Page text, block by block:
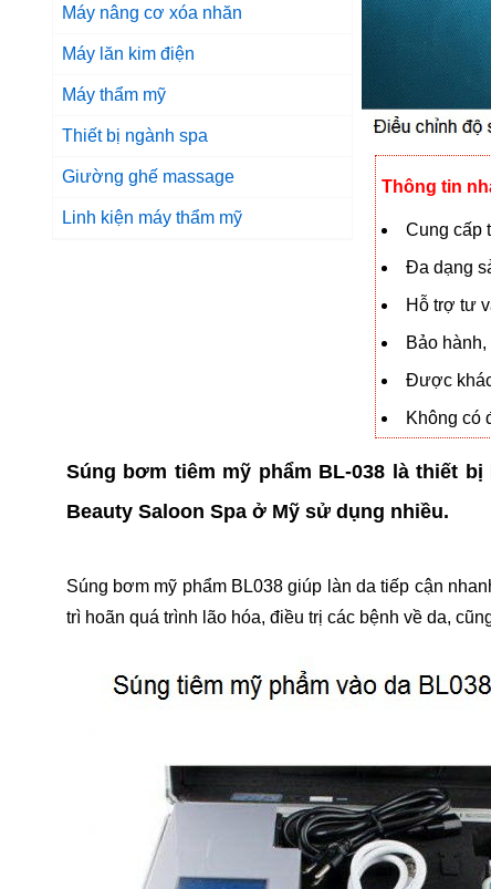
Máy nâng cơ xóa nhăn
Máy lăn kim điện
Máy thẩm mỹ
Thiết bị ngành spa
Giường ghế massage
Linh kiện máy thẩm mỹ
Thông tin
Cung cấp
Đa dạng
Hỗ trợ tư
Bảo
Được
Không có
Súng bơm tiêm mỹ phẩm BL-038 là thiết
Beauty Saloon Spa ở Mỹ sử dụng nhiều.
Súng bơm mỹ phẩm BL038 giúp làn da tiếp cận
trì hoãn quá trình lão hóa, điều trị các bệnh về da,